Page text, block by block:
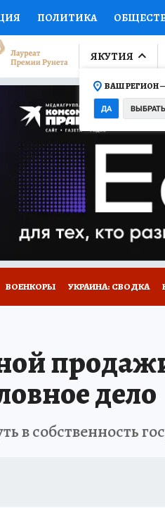
ПОЛИТИКА
КОЛУМНИСТЫ
ФИНАНСЫ ОТКРЫВАЕМ
НА СПОРТ ПРОМОКОДЫ
ТЕЛЕВИЗОР
НОВОЕ НА САЙТЕ
ЯКУТИЯ
ВАШ РЕГИОН
ДА
ВОЕНКОРЫ УКРАИНА: СВОДКА
НОВОСИБИРСК
дело
в собственность